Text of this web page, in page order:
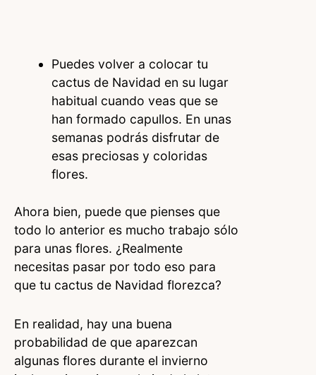
Puedes volver a colocar tu
cactus de Navidad en su lugar
habitual cuando veas que se
han formado capullos. En unas
semanas podrás disfrutar de
esas preciosas y coloridas
flores.
Ahora bien, puede que pienses que
todo lo anterior es mucho trabajo sólo
para unas flores. ¿Realmente
necesitas pasar por todo eso para
que tu cactus de Navidad florezca?
En realidad, hay una buena
probabilidad de que aparezcan
algunas flores durante el invierno